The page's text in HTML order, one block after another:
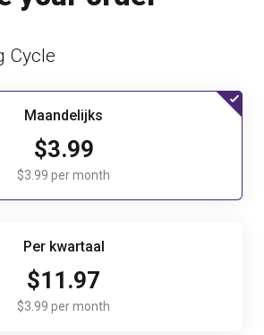
Cycle
Maandelijks
$3.99
$3.99 per month
Per kwartaal
$11.97
$3.99 per month